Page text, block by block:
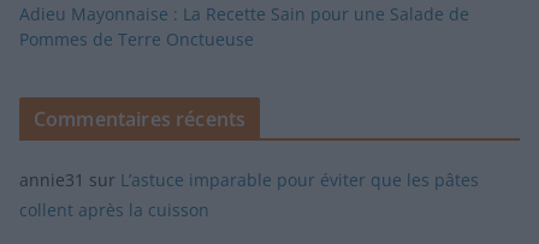
Adieu Mayonnaise : La Recette Sain pour une Salade de
Pommes de Terre Onctueuse
Commentaires récents
annie31 sur L’astuce imparable pour éviter que les pâtes
collent après la cuisson